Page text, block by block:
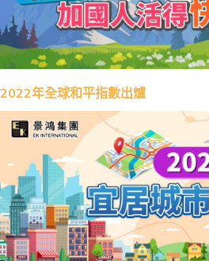
2022年全球和平指數出爐